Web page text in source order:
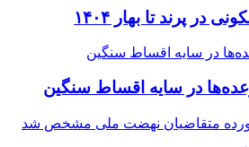
در سایه اقساط سنگین